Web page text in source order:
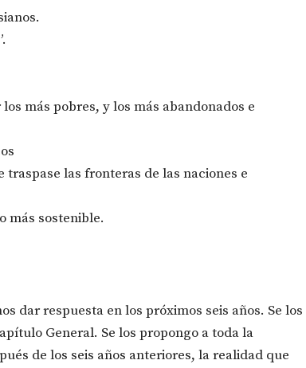
más pobres, y los más abandonados e
traspase las fronteras de las naciones e
más sostenible.
dar respuesta en los próximos seis años. Se los
General. Se los propongo a toda la
de los seis años anteriores, la realidad que